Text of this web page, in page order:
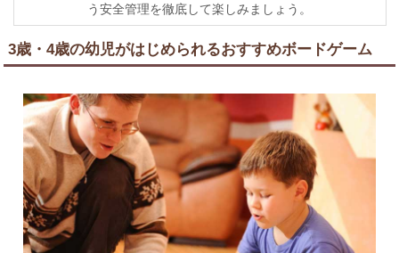
う安全管理を徹底して楽しみましょう。
3歳・4歳の幼児がはじめられるおすすめボードゲーム